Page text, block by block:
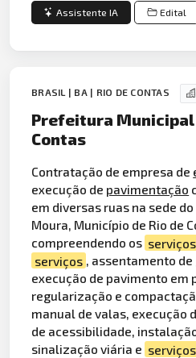
Assistente IA Edital
BRASIL | BA | RIO DE CONTAS
Prefeitura Municipal
Contas
Contratação de empresa de
execução de pavimentação
em diversas ruas na sede
Moura, Município de Rio de
compreendendo os serviços
serviços , assentamento
execução de pavimento em
regularização e
manual de valas, execução
de acessibilidade,
sinalização viária e serviços